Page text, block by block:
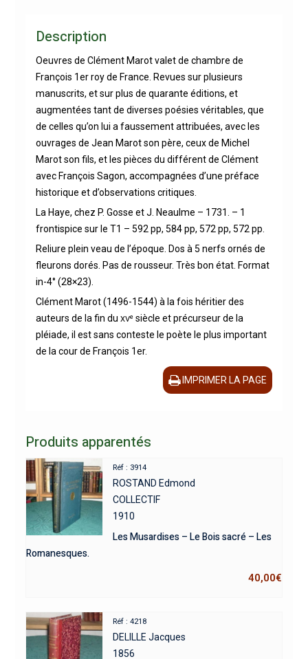
Description
Oeuvres de Clément Marot valet de chambre de
François 1er roy de France. Revues sur plusieurs
manuscrits, et sur plus de quarante éditions, et
augmentées tant de diverses poésies véritables, que
de celles qu’on lui a faussement attribuées, avec les
ouvrages de Jean Marot son père, ceux de Michel
Marot son fils, et les pièces du différent de Clément
avec François Sagon, accompagnées d’une préface
historique et d’observations critiques.
La Haye, chez P. Gosse et J. Neaulme – 1731. – 1
frontispice sur le T1 – 592 pp, 584 pp, 572 pp, 572 pp.
Reliure plein veau de l’époque. Dos à 5 nerfs ornés de
fleurons dorés. Pas de rousseur. Très bon état. Format
in-4° (28×23).
Clément Marot (1496-1544) à la fois héritier des
auteurs de la fin du XVesiècle et précurseur de la
pléiade, il est sans conteste le poète le plus important
de la cour de François 1er.
IMPRIMER LA PAGE
Produits apparentés
Réf : 3914
ROSTAND Edmond
COLLECTIF
1910
Les Musardises – Le Bois sacré – Les
Romanesques.
40,00€
Réf : 4218
DELILLE Jacques
1856